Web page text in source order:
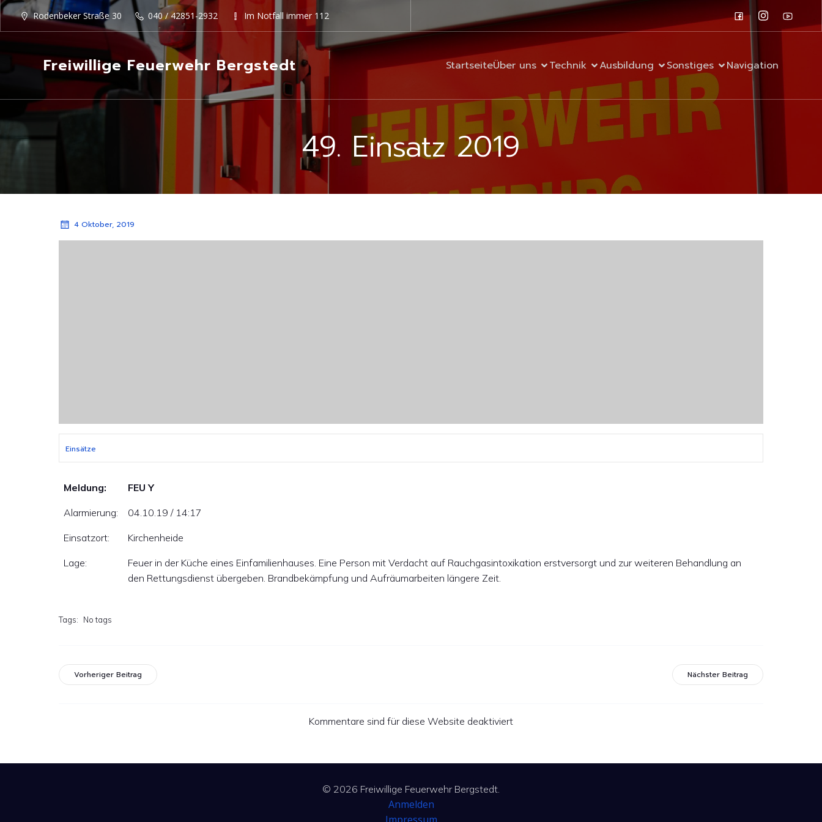
Rodenbeker Straße 30 040 / 42851-2932 Im Notfall immer 112
Freiwillige Feuerwehr Bergstedt StartseiteÜber uns Technik Ausbildung Sonstiges Navigation
49. Einsatz 2019
4 Oktober, 2019
Einsätze
Meldung: FEU Y
Alarmierung: 04.10.19 / 14:17
Einsatzort: Kirchenheide
Lage:
Feuer in der Küche eines Einfamilienhauses. Eine Person mit Verdacht auf Rauchgasintoxikation erstversorgt und zur weiteren Behandlung an
den Rettungsdienst übergeben. Brandbekämpfung und Aufräumarbeiten längere Zeit.
Tags: No tags
Vorheriger Beitrag Nächster Beitrag
Kommentare sind für diese Website deaktiviert
© 2026 Freiwillige Feuerwehr Bergstedt.
Anmelden